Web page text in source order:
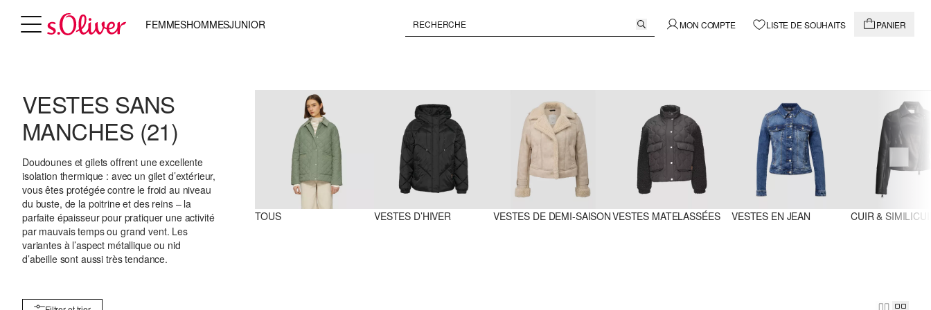
FEMMESHOMMESJUNIOR MON COMPTE LISTE DE SOUHAITS PANIER
VESTES SANS
MANCHES (21)
Doudounes et gilets offrent une excellente
isolation thermique : avec un gilet d’extérieur,
vous êtes protégée contre le froid au niveau
du buste, de la poitrine et des reins – la
parfaite épaisseur pour pratiquer une activité
par mauvais temps ou grand vent. Les
variantes à l’aspect métallique ou nid
d’abeille sont aussi très tendance.
TOUS VESTES D’HIVER VESTES DE DEMI-SAISONVESTES MATELASSÉES VESTES EN JEAN CUIR &